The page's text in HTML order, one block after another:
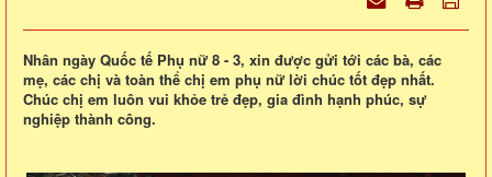
Nhân ngày Quốc tế Phụ nữ 8 - 3, xin được gửi tới các bà, các
mẹ, các chị và toàn thể chị em phụ nữ lời chúc tốt đẹp nhất.
Chúc chị em luôn vui khỏe trẻ đẹp, gia đình hạnh phúc, sự
nghiệp thành công.